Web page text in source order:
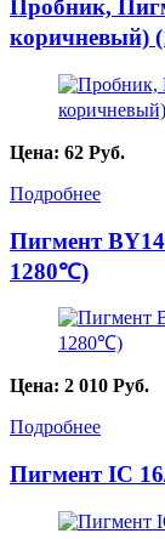
Пробник,
коричневый)
Цена: 62 Руб.
Подробнее
Пигмент
1280℃)
Цена: 2 010 Руб.
Подробнее
Пигмент IC